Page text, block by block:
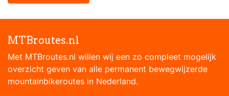
MTBroutes.nl
Met MTBroutes.nl willen wij een zo compleet mogelijk
overzicht geven van alle permanent bewegwijzerde
mountainbikeroutes in Nederland.